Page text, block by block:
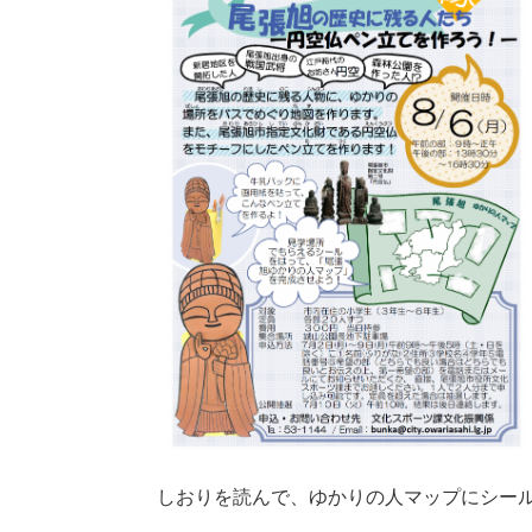
しおりを読んで、ゆかりの人マップにシー